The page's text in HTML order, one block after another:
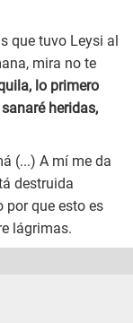
que tuvo Leysi al
mira no te
lo primero
heridas,
(...) A mí me da
destruida
por que esto es
lágrimas.